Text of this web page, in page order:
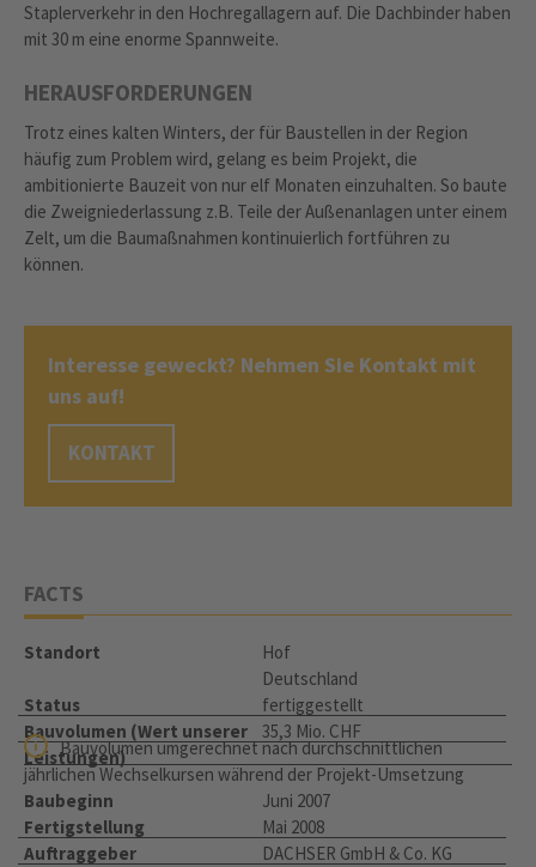
Staplerverkehr in den Hochregallagern auf. Die Dachbinder haben
mit 30 m eine enorme Spannweite.
HERAUSFORDERUNGEN
Trotz eines kalten Winters, der für Baustellen in der Region
häufig zum Problem wird, gelang es beim Projekt, die
ambitionierte Bauzeit von nur elf Monaten einzuhalten. So baute
die Zweigniederlassung z.B. Teile der Außenanlagen unter einem
Zelt, um die Baumaßnahmen kontinuierlich fortführen zu
können.
Interesse geweckt? Nehmen Sie Kontakt mit
uns auf!
KONTAKT
FACTS
Standort
Hof
Deutschland
Status
fertiggestellt
Bauvolumen (Wert unserer
Leistungen)
35,3 Mio. CHF
Bauvolumen umgerechnet nach durchschnittlichen
jährlichen Wechselkursen während der Projekt-Umsetzung
Baubeginn
Juni 2007
Fertigstellung
Mai 2008
Auftraggeber
DACHSER GmbH & Co. KG